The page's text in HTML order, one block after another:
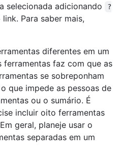
selecionada adicionando
?
Para saber mais,
diferentes em um
faz com que as
se sobreponham
que impede as pessoas de
ou o sumário. É
incluir oito ferramentas
geral, planeje usar o
separadas em um